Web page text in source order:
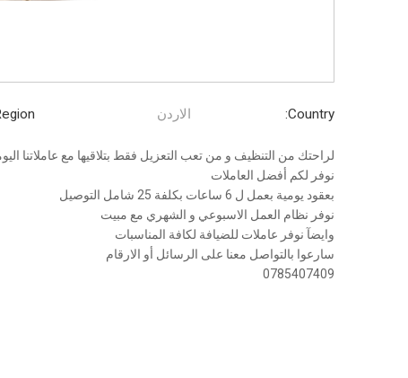
Country: الاردن
لراحتك من التنظيف و من تعب التعزيل فقط بتلاقيها مع عاملاتنا
نوفر لكم أفضل العاملات
بعقود يومية بعمل ل 6 ساعات بكلفة 25 شامل التوصيل
نوفر نظام العمل الاسبوعي و الشهري مع مبيت
وايضآ نوفر عاملات للضيافة لكافة المناسبات
سارعوا بالتواصل معنا على الرسائل أو الارقام
0785407409